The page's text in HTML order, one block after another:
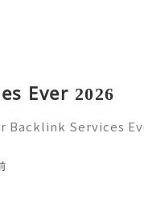
Ever 2026
Backlink Services